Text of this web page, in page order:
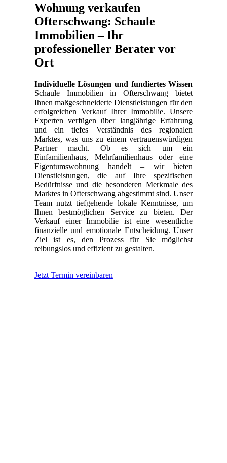
Wohnung verkaufen
Ofterschwang: Schaule
Immobilien – Ihr
professioneller Berater vor
Ort
Individuelle Lösungen und fundiertes Wissen
Schaule Immobilien in Ofterschwang bietet
Ihnen maßgeschneiderte Dienstleistungen für den
erfolgreichen Verkauf Ihrer Immobilie. Unsere
Experten verfügen über langjährige Erfahrung
und ein tiefes Verständnis des regionalen
Marktes, was uns zu einem vertrauenswürdigen
Partner macht. Ob es sich um ein
Einfamilienhaus, Mehrfamilienhaus oder eine
Eigentumswohnung handelt – wir bieten
Dienstleistungen, die auf Ihre spezifischen
Bedürfnisse und die besonderen Merkmale des
Marktes in Ofterschwang abgestimmt sind. Unser
Team nutzt tiefgehende lokale Kenntnisse, um
Ihnen bestmöglichen Service zu bieten. Der
Verkauf einer Immobilie ist eine wesentliche
finanzielle und emotionale Entscheidung. Unser
Ziel ist es, den Prozess für Sie möglichst
reibungslos und effizient zu gestalten.
Jetzt Termin vereinbaren